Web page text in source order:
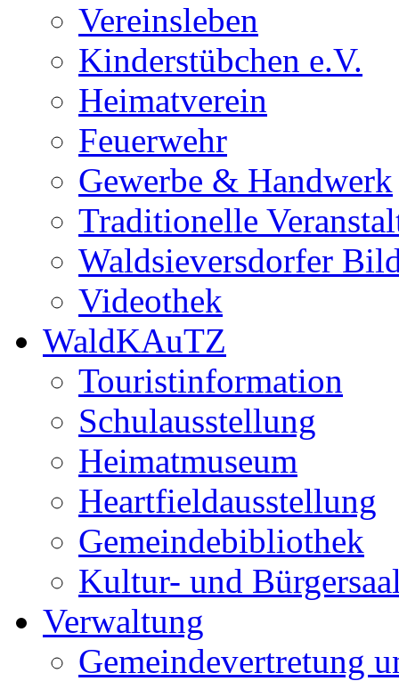
Vereinsleben
Kinderstübchen e.V.
Heimatverein
Feuerwehr
Gewerbe & Handwerk
Traditionelle
Waldsieversdorfer
Videothek
WaldKAuTZ
Touristinformation
Schulausstellung
Heimatmuseum
Heartfieldausstellung
Gemeindebibliothek
Kultur- und
Verwaltung
Gemeindevertretung